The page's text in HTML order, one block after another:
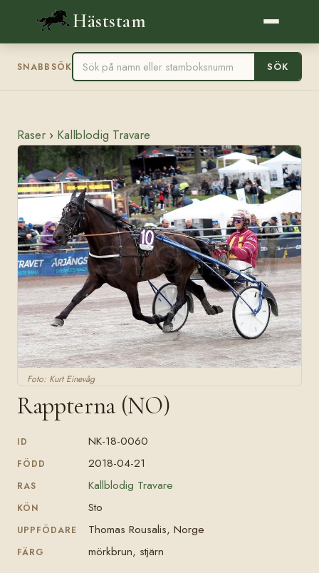
Häststam
SNABBSÖK SÖK
Raser › Kallblodig Travare
Foto: Kurt Einevåg
Rappterna (NO)
ID NK-18-0060
FÖDD 2018-04-21
RAS Kallblodig Travare
KÖN Sto
UPPFÖDARE Thomas Rousalis, Norge
FÄRG mörkbrun, stjärn